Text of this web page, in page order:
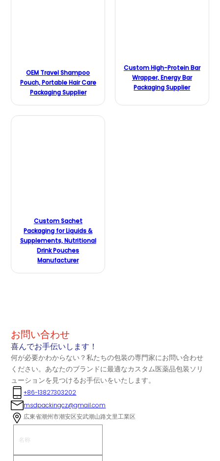
OEM Travel Shampoo
Pouch, Portable Hair Care
Packaging Supplier
Custom High-Protein Bar
Wrapper, Energy Bar
Packaging Supplier
Custom Sachet
Packaging for Liquids &
Supplements, Nutritional
Drink Pouches
Manufacturer
お問い合わせ
喜んでお手伝いします！
何が必要かわからない？私たちの包装の専門家にお問い合わせ
ください。あなたのブランドに最適なカスタム医薬品包装ソリ
ューションを見つけるお手伝いをいたします。
+86-13827303202
msdpackingcz@gmail.com
広東省潮州市潮安区安武潮山路文里工業区